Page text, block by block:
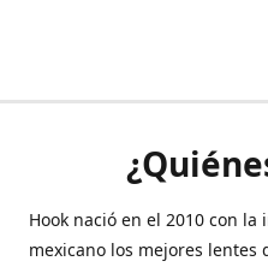
Hook nació en el 2010 con
mexicano los mejores